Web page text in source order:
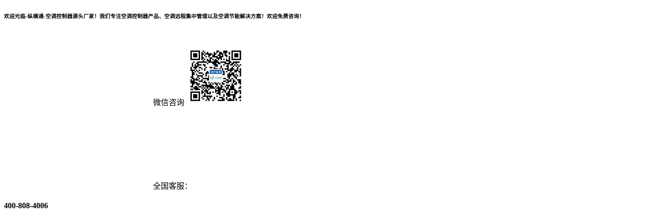
欢迎光临-纵横通-空调控制器源头厂家！我们专注空调控制器产品、空调远程集中管理以及空调节能解决方案！欢迎免费咨询！
微信咨询
全国客服：
400-808-4006